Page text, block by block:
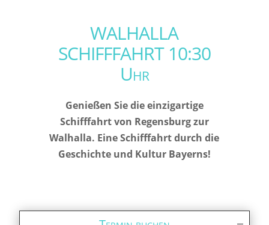
WALHALLA
SCHIFFFAHRT 10:30
Uhr
Genießen Sie die einzigartige
Schifffahrt von Regensburg zur
Walhalla. Eine Schifffahrt durch die
Geschichte und Kultur Bayerns!